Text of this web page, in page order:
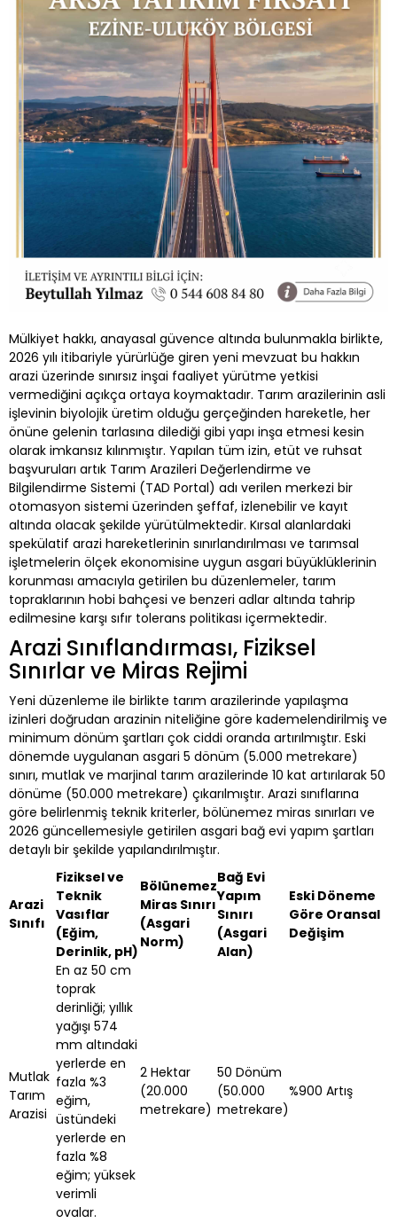
Mülkiyet hakkı, anayasal güvence altında bulunmakla birlikte,
2026 yılı itibariyle yürürlüğe giren yeni mevzuat bu hakkın
arazi üzerinde sınırsız inşai faaliyet yürütme yetkisi
vermediğini açıkça ortaya koymaktadır. Tarım arazilerinin asli
işlevinin biyolojik üretim olduğu gerçeğinden hareketle, her
önüne gelenin tarlasına dilediği gibi yapı inşa etmesi kesin
olarak imkansız kılınmıştır. Yapılan tüm izin, etüt ve ruhsat
başvuruları artık Tarım Arazileri Değerlendirme ve
Bilgilendirme Sistemi (TAD Portal) adı verilen merkezi bir
otomasyon sistemi üzerinden şeffaf, izlenebilir ve kayıt
altında olacak şekilde yürütülmektedir. Kırsal alanlardaki
spekülatif arazi hareketlerinin sınırlandırılması ve tarımsal
işletmelerin ölçek ekonomisine uygun asgari büyüklüklerinin
korunması amacıyla getirilen bu düzenlemeler, tarım
topraklarının hobi bahçesi ve benzeri adlar altında tahrip
edilmesine karşı sıfır tolerans politikası içermektedir.
Arazi Sınıflandırması, Fiziksel
Sınırlar ve Miras Rejimi
Yeni düzenleme ile birlikte tarım arazilerinde yapılaşma
izinleri doğrudan arazinin niteliğine göre kademelendirilmiş ve
minimum dönüm şartları çok ciddi oranda artırılmıştır. Eski
dönemde uygulanan asgari 5 dönüm (5.000 metrekare)
sınırı, mutlak ve marjinal tarım arazilerinde 10 kat artırılarak 50
dönüme (50.000 metrekare) çıkarılmıştır. Arazi sınıflarına
göre belirlenmiş teknik kriterler, bölünemez miras sınırları ve
2026 güncellemesiyle getirilen asgari bağ evi yapım şartları
detaylı bir şekilde yapılandırılmıştır.
Arazi
Sınıfı
Fiziksel ve
Teknik
Vasıflar
(Eğim,
Derinlik, pH)
Bölünemez
Miras Sınırı
(Asgari
Norm)
Bağ Evi
Yapım
Sınırı
(Asgari
Alan)
Eski Döneme
Göre Oransal
Değişim
Mutlak
Tarım
Arazisi
En az 50 cm
toprak
derinliği; yıllık
yağışı 574
mm altındaki
yerlerde en
fazla %3
eğim,
üstündeki
yerlerde en
fazla %8
eğim; yüksek
verimli
ovalar.
2 Hektar
(20.000
metrekare)
50 Dönüm
(50.000
metrekare)
%900 Artış